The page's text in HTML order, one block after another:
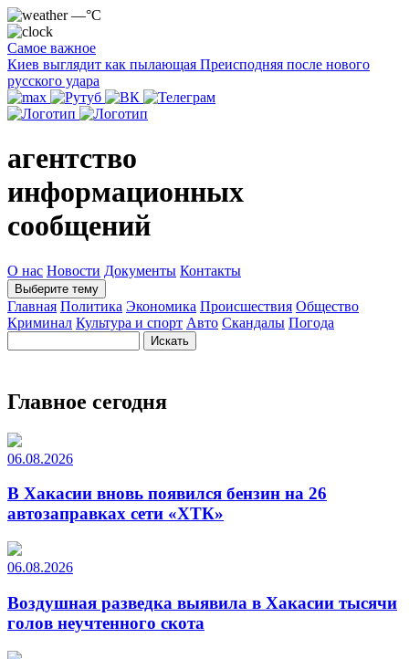
—°C
Самое важное
Киев выглядит как пылающая Преисподняя после нового
русского удара
агентство
информационных
сообщений
О нас Новости Документы Контакты
Выберите тему
Главная Политика Экономика Происшествия Общество
Криминал Культура и спорт Авто Скандалы Погода
Главное сегодня
06.08.2026
В Хакасии вновь появился бензин на 26
автозаправках сети «ХТК»
06.08.2026
Воздушная разведка выявила в Хакасии тысячи
голов неучтенного скота